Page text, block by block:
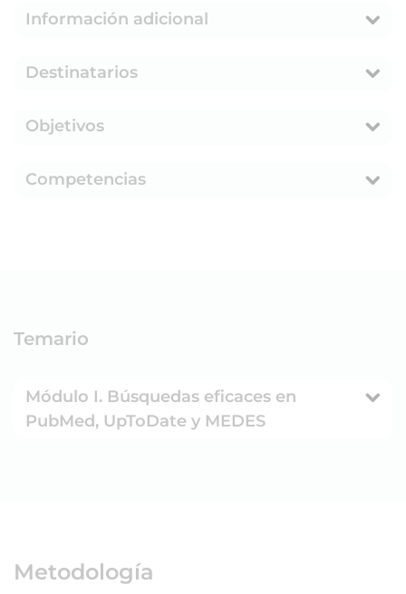
Información adicional
Destinatarios
Objetivos
Competencias
Temario
Módulo I. Búsquedas eficaces en
PubMed, UpToDate y MEDES
Metodología